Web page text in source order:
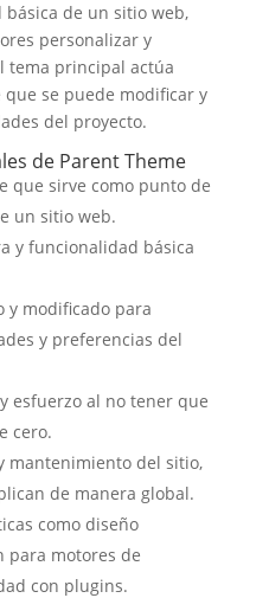
de un sitio web,
personalizar y
tema principal actúa
se puede modificar y
del proyecto.
de Parent Theme
que sirve como punto de
un sitio web.
y funcionalidad básica
y modificado para
y preferencias del
esfuerzo al no tener que
cero.
mantenimiento del sitio,
de manera global.
como diseño
para motores de
con plugins.